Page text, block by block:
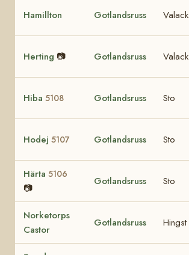
Hamillton Gotlandsruss Valack
Herting 📷 Gotlandsruss Valack
Hiba 5108 Gotlandsruss Sto
Hodej 5107 Gotlandsruss Sto
Härta 5106
📷
Gotlandsruss Sto
Norketorps
Castor
Gotlandsruss Hingst